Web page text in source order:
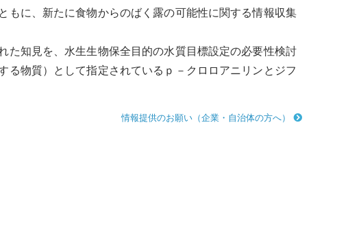
もに、新たに食物からのばく露の可能性に関する情報収集
た知見を、 水生生物保全目的の水質目標設定の必要性検討
る物質）として指定されているｐ－クロロアニリンとジフ
情報提供のお願い（企業・自治体の方へ）